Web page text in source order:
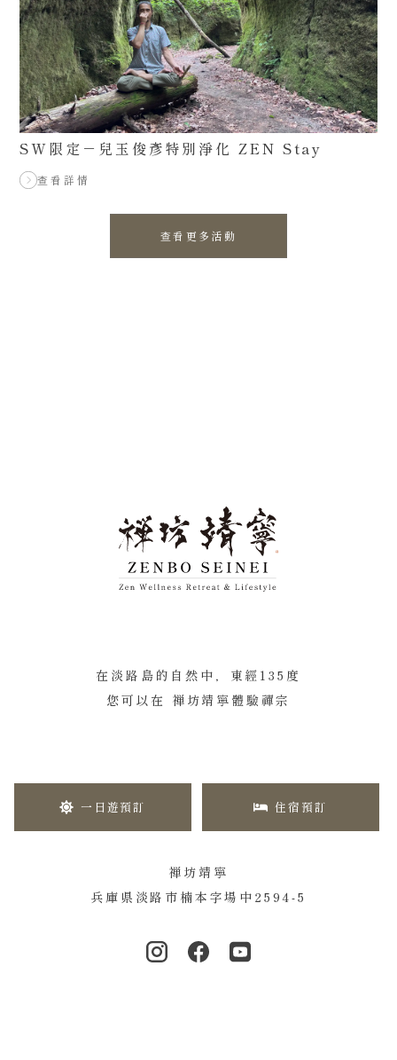
SW限定－兒玉俊彥特別淨化 ZEN Stay
查看詳情
查看更多活動
在淡路島的自然中，東經135度
您可以在 禅坊靖寧體驗禪宗
一日遊預訂 住宿預訂
禅坊靖寧
兵庫県淡路市楠本字場中2594-5